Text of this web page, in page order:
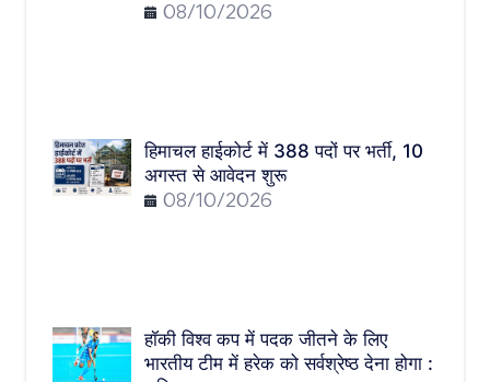
08/10/2026
हिमाचल हाईकोर्ट में 388 पदों पर भर्ती, 10
अगस्त से आवेदन शुरू
08/10/2026
हॉकी विश्व कप में पदक जीतने के लिए
भारतीय टीम में हरेक को सर्वश्रेष्ठ देना होगा :